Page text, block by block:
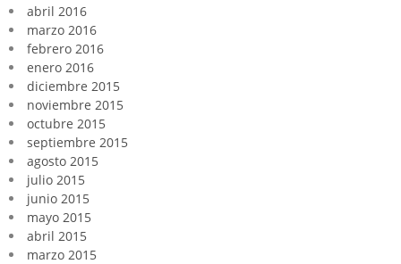
abril 2016
marzo 2016
febrero 2016
enero 2016
diciembre 2015
noviembre 2015
octubre 2015
septiembre 2015
agosto 2015
julio 2015
junio 2015
mayo 2015
abril 2015
marzo 2015